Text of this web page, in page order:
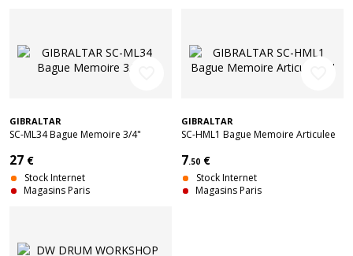
GIBRALTAR
SC-ML34 Bague Memoire 3/4"
27 €
Stock Internet
Magasins Paris
GIBRALTAR
SC-HML1 Bague Memoire Articulee
7.50 €
Stock Internet
Magasins Paris